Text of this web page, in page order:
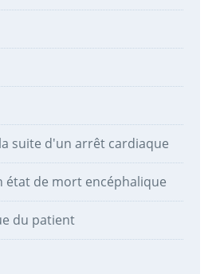
suite d'un arrêt cardiaque
état de mort encéphalique
du patient